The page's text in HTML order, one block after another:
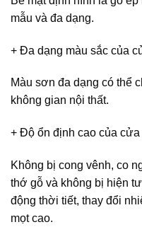
mẫu và đa dạng.
+ Đa dạng màu sắc của
Màu sơn đa dạng có thể
không gian nội thất.
+ Độ ổn định cao của cửa
Không bị cong vênh, co
thớ gỗ và không bị hiện
động thời tiết, thay đổi
mọt cao.